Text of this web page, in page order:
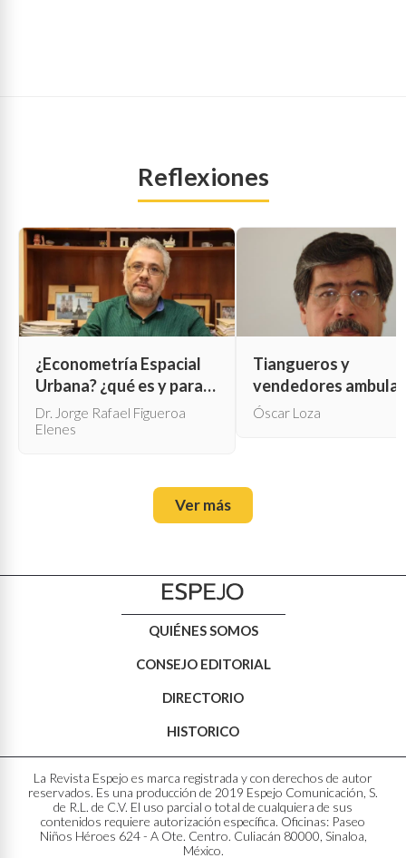
Reflexiones
¿Econometría Espacial
Urbana? ¿qué es y para
qué sirve?
Dr. Jorge Rafael Figueroa
Elenes
Tiangueros y
vendedores
Óscar Loza
Ver más
QUIÉNES SOMOS
CONSEJO EDITORIAL
DIRECTORIO
HISTORICO
La Revista Espejo es marca registrada y con derechos de autor
reservados. Es una producción de 2019 Espejo Comunicación, S.
de R.L. de C.V. El uso parcial o total de cualquiera de sus
contenidos requiere autorización específica. Oficinas: Paseo
Niños Héroes 624 - A Ote. Centro. Culiacán 80000, Sinaloa,
México.